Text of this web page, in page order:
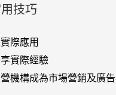
技巧
際應用
實際經驗
機構成為市場營銷及廣